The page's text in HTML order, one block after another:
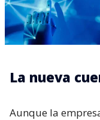
La nueva
Aunque la